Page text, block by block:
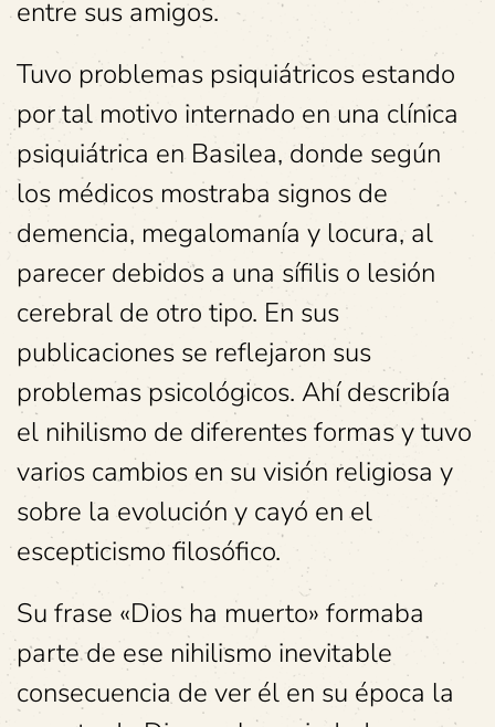
entre sus amigos.
Tuvo problemas psiquiátricos estando
por tal motivo internado en una clínica
psiquiátrica en Basilea, donde según
los médicos mostraba signos de
demencia, megalomanía y locura, al
parecer debidos a una sífilis o lesión
cerebral de otro tipo. En sus
publicaciones se reflejaron sus
problemas psicológicos. Ahí describía
el nihilismo de diferentes formas y tuvo
varios cambios en su visión religiosa y
sobre la evolución y cayó en el
escepticismo filosófico.
Su frase «Dios ha muerto» formaba
parte de ese nihilismo inevitable
consecuencia de ver él en su época la